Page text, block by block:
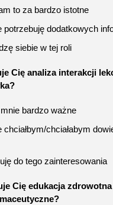
to za bardzo istotne
potrzebuję dodatkowych
siebie w tej roli
Cię analiza interakcji
bardzo ważne
chciałbym/chciałabym
do tego zainteresowania
Cię edukacja